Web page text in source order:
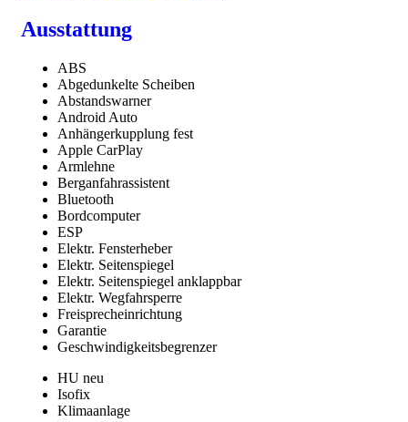
Ausstattung
ABS
Abgedunkelte Scheiben
Abstandswarner
Android Auto
Anhängerkupplung fest
Apple CarPlay
Armlehne
Berganfahrassistent
Bluetooth
Bordcomputer
ESP
Elektr. Fensterheber
Elektr. Seitenspiegel
Elektr. Seitenspiegel anklappbar
Elektr. Wegfahrsperre
Freisprecheinrichtung
Garantie
Geschwindigkeitsbegrenzer
HU neu
Isofix
Klimaanlage